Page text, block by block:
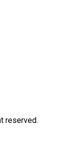
reserved.